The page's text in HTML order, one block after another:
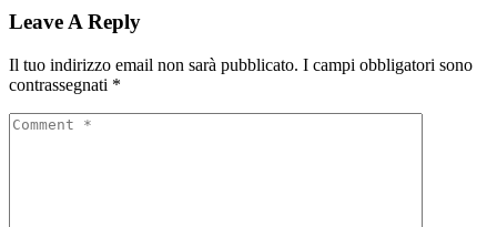
Leave A Reply
Il tuo indirizzo email non sarà pubblicato. I campi obbligatori sono
contrassegnati *